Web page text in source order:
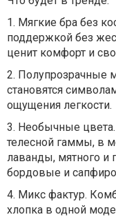
1. Мягкие бра без
поддержкой без
ценит комфорт и
2. Полупрозрачные
становятся
ощущения легкости.
3. Необычные
телесной гаммы, в
лаванды, мятного и
бордовые и
4. Микс фактур.
хлопка в одной